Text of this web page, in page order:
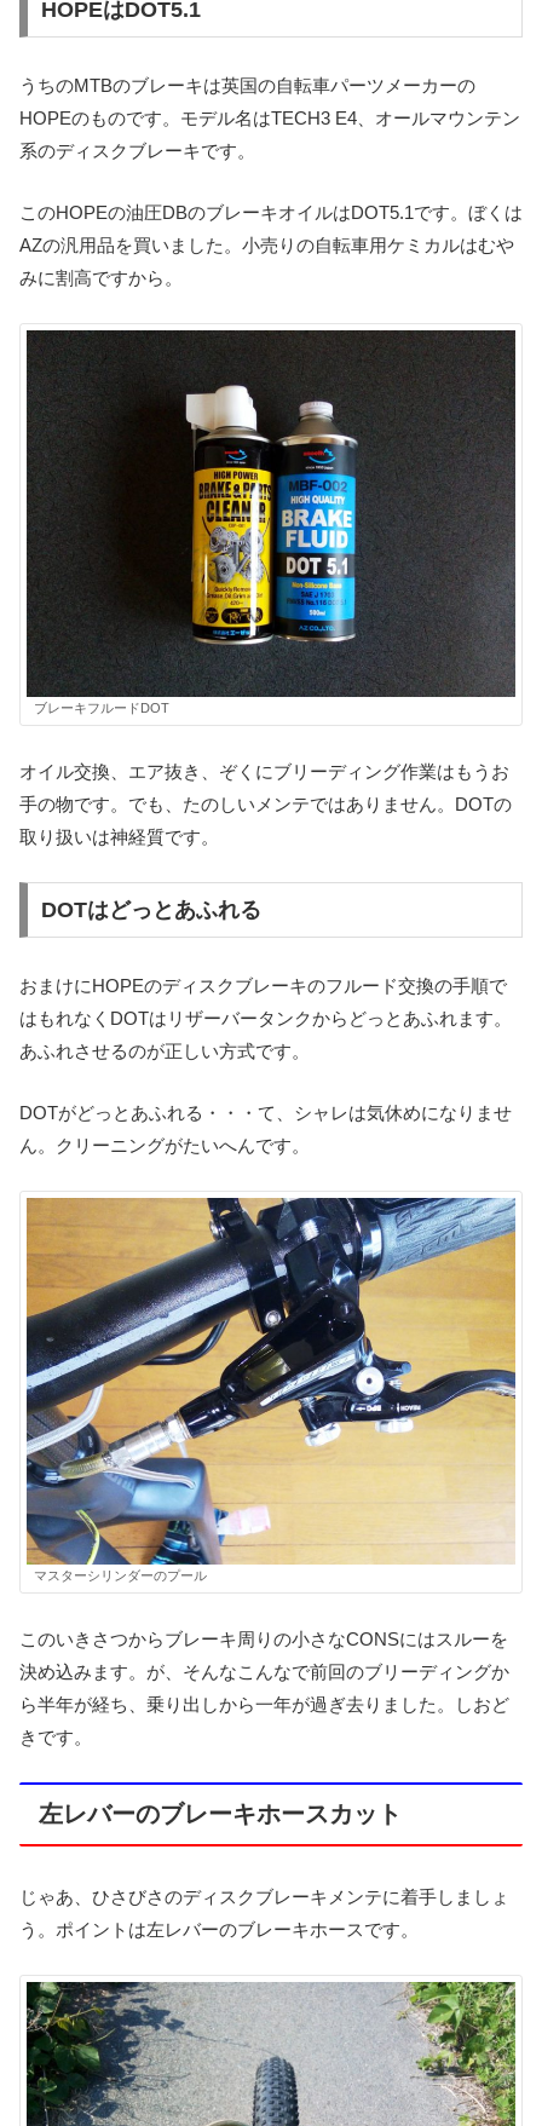
HOPEはDOT5.1
うちのMTBのブレーキは英国の自転車パーツメーカーの
HOPEのものです。モデル名はTECH3 E4、オールマウンテン
系のディスクブレーキです。
このHOPEの油圧DBのブレーキオイルはDOT5.1です。ぼくは
AZの汎用品を買いました。小売りの自転車用ケミカルはむや
みに割高ですから。
ブレーキフルードDOT
オイル交換、エア抜き、ぞくにブリーディング作業はもうお
手の物です。でも、たのしいメンテではありません。DOTの
取り扱いは神経質です。
DOTはどっとあふれる
おまけにHOPEのディスクブレーキのフルード交換の手順で
はもれなくDOTはリザーバータンクからどっとあふれます。
あふれさせるのが正しい方式です。
DOTがどっとあふれる・・・て、シャレは気休めになりませ
ん。クリーニングがたいへんです。
マスターシリンダーのプール
このいきさつからブレーキ周りの小さなCONSにはスルーを
決め込みます。が、そんなこんなで前回のブリーディングか
ら半年が経ち、乗り出しから一年が過ぎ去りました。しおど
きです。
左レバーのブレーキホースカット
じゃあ、ひさびさのディスクブレーキメンテに着手しましょ
う。ポイントは左レバーのブレーキホースです。